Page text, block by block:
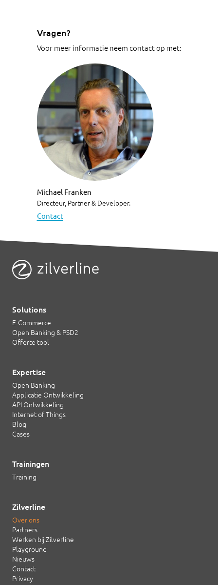
Vragen?
Voor meer informatie neem contact op met:
Michael Franken
Directeur, Partner & Developer.
Contact
Solutions
E-Commerce
Open Banking & PSD2
Offerte tool
Expertise
Open Banking
Applicatie Ontwikkeling
API Ontwikkeling
Internet of Things
Blog
Cases
Trainingen
Training
Zilverline
Over ons
Partners
Werken bij Zilverline
Playground
Nieuws
Contact
Privacy